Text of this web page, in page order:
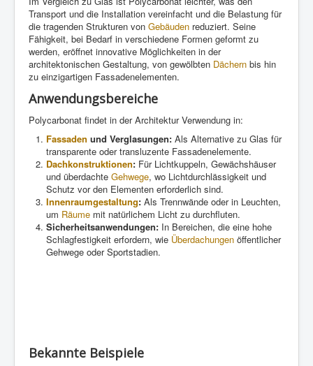
Transport und die Installation vereinfacht und die Belastung für
die tragenden Strukturen von Gebäuden reduziert. Seine
Fähigkeit, bei Bedarf in verschiedene Formen geformt zu
werden, eröffnet innovative Möglichkeiten in der
architektonischen Gestaltung, von gewölbten Dächern bis hin
zu einzigartigen Fassadenelementen.
Anwendungsbereiche
Polycarbonat findet in der Architektur Verwendung in:
Fassaden und Verglasungen: Als Alternative zu Glas für
transparente oder transluzente Fassadenelemente.
Dachkonstruktionen: Für Lichtkuppeln, Gewächshäuser
und überdachte Gehwege, wo Lichtdurchlässigkeit und
Schutz vor den Elementen erforderlich sind.
Innenraumgestaltung: Als Trennwände oder in Leuchten,
um Räume mit natürlichem Licht zu durchfluten.
Sicherheitsanwendungen: In Bereichen, die eine hohe
Schlagfestigkeit erfordern, wie Überdachungen öffentlicher
Gehwege oder Sportstadien.
Bekannte Beispiele